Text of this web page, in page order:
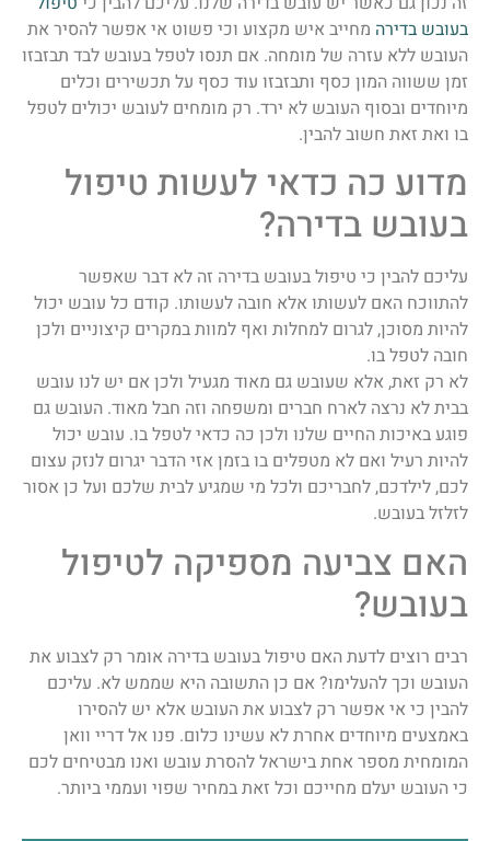
בעובש בדירה מחייב איש מקצוע וכי פשוט אי אפשר להסיר את
העובש ללא עזרה של מומחה. אם תנסו לטפל בעובש לבד תבזבזו
זמן ששווה המון כסף ותבזבזו עוד כסף על תכשירים וכלים
מיוחדים ובסוף העובש לא ירד. רק מומחים לעובש יכולים לטפל
בו ואת זאת חשוב להבין.
מדוע כה כדאי לעשות טיפול
בעובש בדירה?
עליכם להבין כי טיפול בעובש בדירה זה לא דבר שאפשר
להתווכח האם לעשותו אלא חובה לעשותו. קודם כל עובש יכול
להיות מסוכן, לגרום למחלות ואף למוות במקרים קיצוניים ולכן
חובה לטפל בו.
לא רק זאת, אלא שעובש גם מאוד מגעיל ולכן אם יש לנו עובש
בבית לא נרצה לארח חברים ומשפחה וזה חבל מאוד. העובש גם
פוגע באיכות החיים שלנו ולכן כה כדאי לטפל בו. עובש יכול
להיות רעיל ואם לא מטפלים בו בזמן אזי הדבר יגרום לנזק עצום
לכם, לילדכם, לחבריכם ולכל מי שמגיע לבית שלכם ועל כן אסור
לזלזל בעובש.
האם צביעה מספיקה לטיפול
בעובש?
רבים רוצים לדעת האם טיפול בעובש בדירה אומר רק לצבוע את
העובש וכך להעלימו? אם כן התשובה היא שממש לא. עליכם
להבין כי אי אפשר רק לצבוע את העובש אלא יש להסירו
באמצעים מיוחדים אחרת לא עשינו כלום. פנו אל דריי וואן
המומחית מספר אחת בישראל להסרת עובש ואנו מבטיחים לכם
כי העובש יעלם מחייכם וכל זאת במחיר שפוי ועממי ביותר.